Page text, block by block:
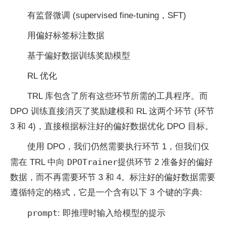
有监督微调 (supervised fine-tuning，SFT)
用偏好标签标注数据
基于偏好数据训练奖励模型
RL 优化
TRL 库包含了所有这些环节所需的工具程序。而
DPO 训练直接消灭了奖励建模和 RL 这两个环节 (环节
3 和 4)，直接根据标注好的偏好数据优化 DPO 目标。
使用 DPO，我们仍然需要执行环节 1，但我们仅
需在 TRL 中向 DPOTrainer提供环节 2 准备好的偏好
数据，而不再需要环节 3 和 4。标注好的偏好数据需要
遵循特定的格式，它是一个含有以下 3 个键的字典:
prompt: 即推理时输入给模型的提示